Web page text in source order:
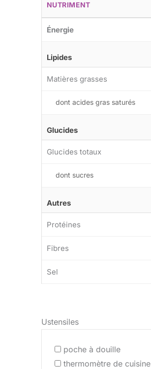
NUTRIMENT
Énergie
Lipides
Matières grasses
dont acides gras saturés
Glucides
Glucides totaux
dont sucres
Autres
Protéines
Fibres
Sel
Ustensiles
poche à douille
thermomètre de cuisine